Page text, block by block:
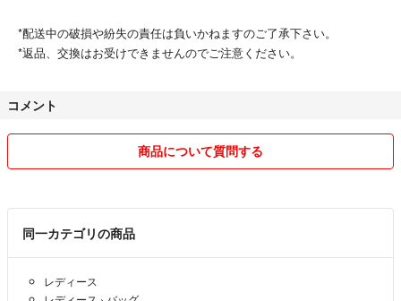
*配送中の破損や紛失の責任は負いかねますのご了承下さい。
*返品、交換はお受けできませんのでご注意ください。
コメント
商品について質問する
同一カテゴリの商品
レディース